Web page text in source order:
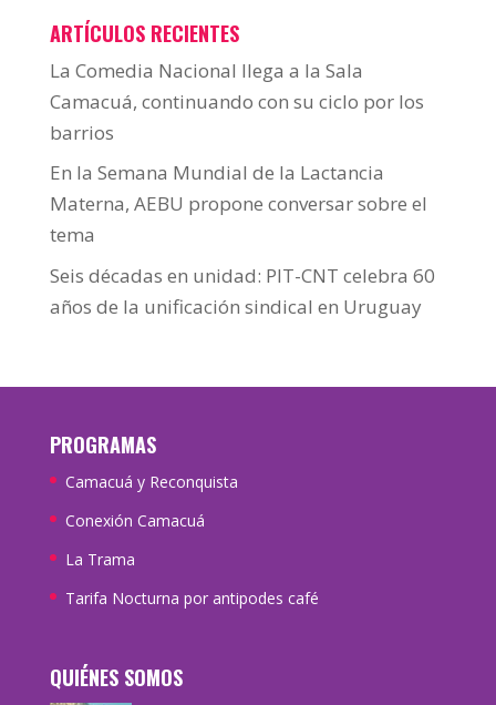
ARTÍCULOS RECIENTES
La Comedia Nacional llega a la Sala
Camacuá, continuando con su ciclo por los
barrios
En la Semana Mundial de la Lactancia
Materna, AEBU propone conversar sobre el
tema
Seis décadas en unidad: PIT-CNT celebra 60
años de la unificación sindical en Uruguay
PROGRAMAS
Camacuá y Reconquista
Conexión Camacuá
La Trama
Tarifa Nocturna por antipodes café
QUIÉNES SOMOS